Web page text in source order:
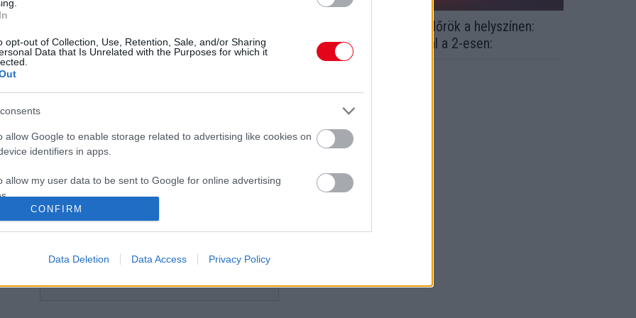
opt-out of Collection, Use, Retention, Sale, and/or Sharing
Data that Is Unrelated with the Purposes for which it
allow Google to enable storage related to advertising like cookies on
identifiers in apps.
allow my user data to be sent to Google for online advertising
allow Google to send me personalized advertising.
allow Google to enable storage related to analytics like cookies on
CONFIRM
Data Deletion Data Access Privacy Policy
Tűzoltók is a helyszínen
Tűzoltók, mentők, rendőrök a helyszínen:
frontális baleset Vácnál a 2-esen:
tűzoltók, mentők a
ason - Közlemény érkezett